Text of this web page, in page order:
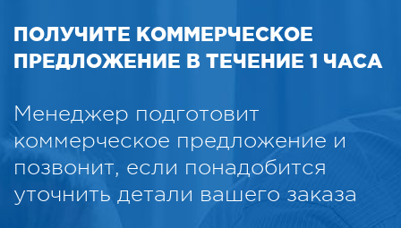
ПОЛУЧИТЕ КОММЕРЧЕСКОЕ
ПРЕДЛОЖЕНИЕ В ТЕЧЕНИЕ 1 ЧАСА
Менеджер подготовит
коммерческое предложение и
позвонит, если понадобится
уточнить детали вашего заказа